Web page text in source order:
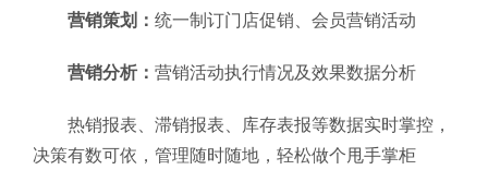
营销策划： 统一制订门店促销、会员营销活动
营销分析： 营销活动执行情况及效果数据分析
热销报表、滞销报表、库存表报等数据实时掌控，
决策有数可依，管理随时随地，轻松做个甩手掌柜